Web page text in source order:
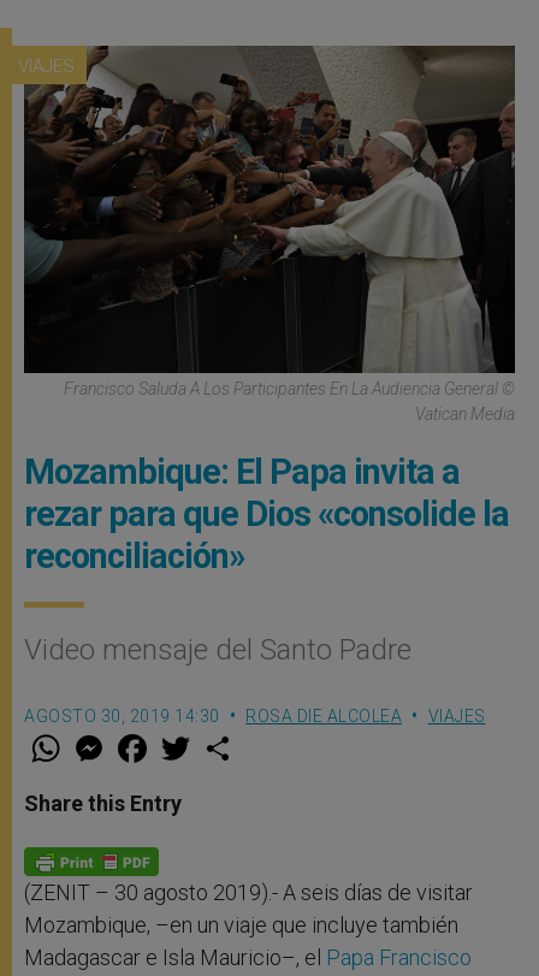
VIAJES
Francisco Saluda A Los Participantes En La Audiencia General ©
Vatican Media
Mozambique: El Papa invita a
rezar para que Dios «consolide la
reconciliación»
Video mensaje del Santo Padre
AGOSTO 30, 2019 14:30 ROSA DIE ALCOLEA VIAJES
W
t
s
p
p
M
e
s
e
g
e
F
a
e
b
o
k
w
Share this Entry
(ZENIT – 30 agosto 2019).- A seis días de visitar
Mozambique, –en un viaje que incluye también
Madagascar e Isla Mauricio–, el Papa Francisco